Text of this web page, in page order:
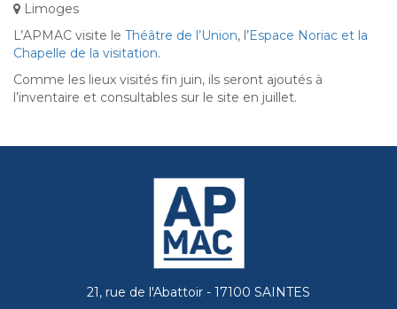
Limoges
L’APMAC visite le Théâtre de l’Union, l’Espace Noriac et la
Chapelle de la visitation.
Comme les lieux visités fin juin, ils seront ajoutés à
l’inventaire et consultables sur le site en juillet.
21, rue de l'Abattoir - 17100 SAINTES